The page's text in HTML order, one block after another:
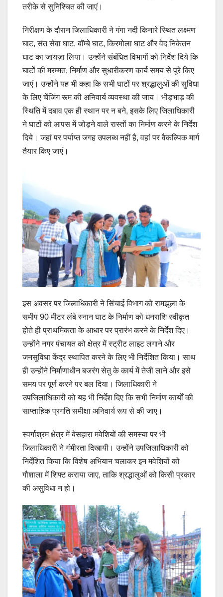
तरीके से सुनिश्चित की जाएं।
निरीक्षण के दौरान जिलाधिकारी ने गंगा नदी किनारे स्थित लक्ष्मण
घाट, संत सेवा घाट, बॉम्बे घाट, किरमोला घाट और वेद निकेतन
घाट का जायज़ा लिया। उन्होंने संबंधित विभागों को निर्देश दिये कि
घाटों की मरम्मत, निर्माण और सुधारीकरण कार्य समय से पूरे किए
जाएं। उन्होंने यह भी कहा कि सभी घाटों पर श्रद्धालुओं की सुविधा
के लिए चेंजिंग रूम की अनिवार्य व्यवस्था की जाय। भीड़भाड़ की
स्थिति में दबाव एक ही स्थान पर न बने, इसके लिए जिलाधिकारी
ने घाटों को आपस में जोड़ने वाले रास्तों का निर्माण करने के निर्देश
दिये। जहां पर पर्याप्त जगह उपलब्ध नहीं है, वहां पर वैकल्पिक मार्ग
तैयार किए जाएं।
इस अवसर पर जिलाधिकारी ने सिंचाई विभाग को रामझूला के
समीप 90 मीटर लंबे स्नान घाट के निर्माण को धनराशि स्वीकृत
होते ही प्राथमिकता के आधार पर प्रारंभ करने के निर्देश दिए।
उन्होंने नगर पंचायत को क्षेत्र में स्ट्रीट लाइट लगाने और
जनसुविधा केंद्र स्थापित करने के लिए भी निर्देशित किया। साथ
ही उन्होंने निर्माणाधीन बजरंग सेतु के कार्य में तेजी लाने और इसे
समय पर पूर्ण करने पर बल दिया। जिलाधिकारी ने
उपजिलाधिकारी को यह भी निर्देश दिए कि सभी निर्माण कार्यों की
साप्ताहिक प्रगति समीक्षा अनिवार्य रूप से की जाए।
स्वर्गाश्रम क्षेत्र में बेसहारा मवेशियों की समस्या पर भी
जिलाधिकारी ने गंभीरता दिखायी। उन्होंने उपजिलाधिकारी को
निर्देशित किया कि विशेष अभियान चलाकर इन मवेशियों को
गौशाला में शिफ्ट कराया जाए, ताकि श्रद्धालुओं को किसी प्रकार
की असुविधा न हो।